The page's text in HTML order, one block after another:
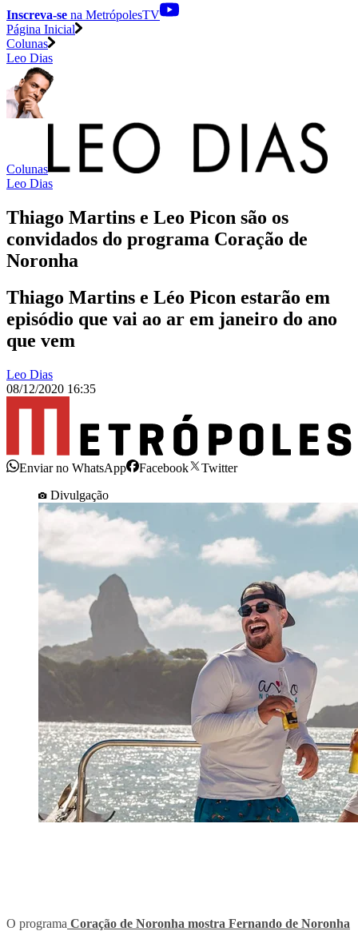
Inscreva-se na MetrópolesTV
Página Inicial
Colunas
Leo Dias
Colunas
Leo Dias
Thiago Martins e Leo Picon são os
convidados do programa Coração de
Noronha
Thiago Martins e Léo Picon estarão em
episódio que vai ao ar em janeiro do ano
que vem
Leo Dias
08/12/2020 16:35
Enviar no WhatsApp Facebook
Twitter
Divulgação
O programa Coração de Noronha mostra Fernando de Noronha